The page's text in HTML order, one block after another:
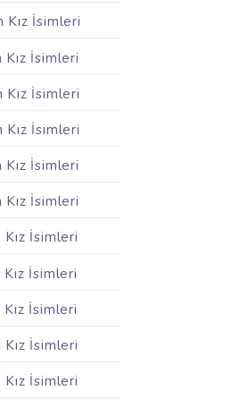
İsimleri
İsimleri
İsimleri
İsimleri
İsimleri
İsimleri
İsimleri
İsimleri
İsimleri
İsimleri
İsimleri